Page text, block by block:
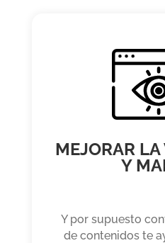
MEJORAR
Y
Y por supuesto
de contenidos te